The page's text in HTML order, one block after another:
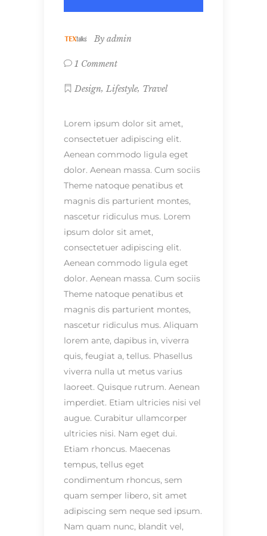
By admin
1 Comment
Design, Lifestyle, Travel
Lorem ipsum dolor sit amet,
consectetuer adipiscing elit.
Aenean commodo ligula eget
dolor. Aenean massa. Cum sociis
Theme natoque penatibus et
magnis dis parturient montes,
nascetur ridiculus mus. Lorem
ipsum dolor sit amet,
consectetuer adipiscing elit.
Aenean commodo ligula eget
dolor. Aenean massa. Cum sociis
Theme natoque penatibus et
magnis dis parturient montes,
nascetur ridiculus mus. Aliquam
lorem ante, dapibus in, viverra
quis, feugiat a, tellus. Phasellus
viverra nulla ut metus varius
laoreet. Quisque rutrum. Aenean
imperdiet. Etiam ultricies nisi vel
augue. Curabitur ullamcorper
ultricies nisi. Nam eget dui.
Etiam rhoncus. Maecenas
tempus, tellus eget
condimentum rhoncus, sem
quam semper libero, sit amet
adipiscing sem neque sed ipsum.
Nam quam nunc, blandit vel,